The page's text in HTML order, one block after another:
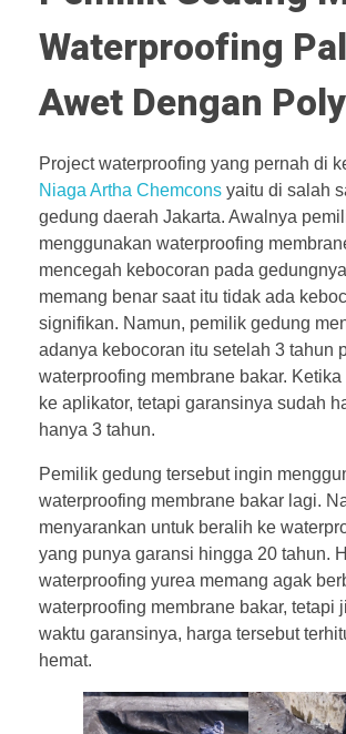
Waterproofing
Awet Dengan
Project waterproofing yang pernah di
Niaga Artha Chemcons yaitu di salah
gedung daerah Jakarta. Awalnya
menggunakan waterproofing
mencegah kebocoran pada
memang benar saat itu tidak ada
signifikan. Namun, pemilik gedung
adanya kebocoran itu setelah 3 tahun
waterproofing membrane bakar.
ke aplikator, tetapi garansinya sudah
hanya 3 tahun.
Pemilik gedung tersebut ingin
waterproofing membrane bakar lagi.
menyarankan untuk beralih ke
yang punya garansi hingga 20 tahun.
waterproofing yurea memang agak
waterproofing membrane bakar, tetapi
waktu garansinya, harga tersebut
hemat.